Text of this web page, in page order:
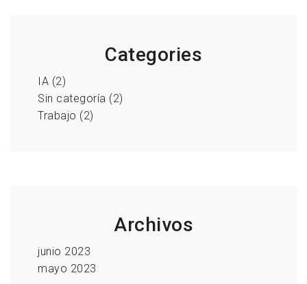
Categories
IA (2)
Sin categoría (2)
Trabajo (2)
Archivos
junio 2023
mayo 2023